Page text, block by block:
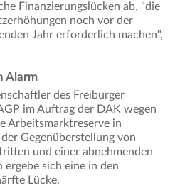
Finanzierungslücken ab, "die
noch vor der
Jahr erforderlich machen",
Alarm
des Freiburger
im Auftrag der DAK wegen
Arbeitsmarktreserve in
Gegenüberstellung von
und einer abnehmenden
sich eine in den
Lücke.